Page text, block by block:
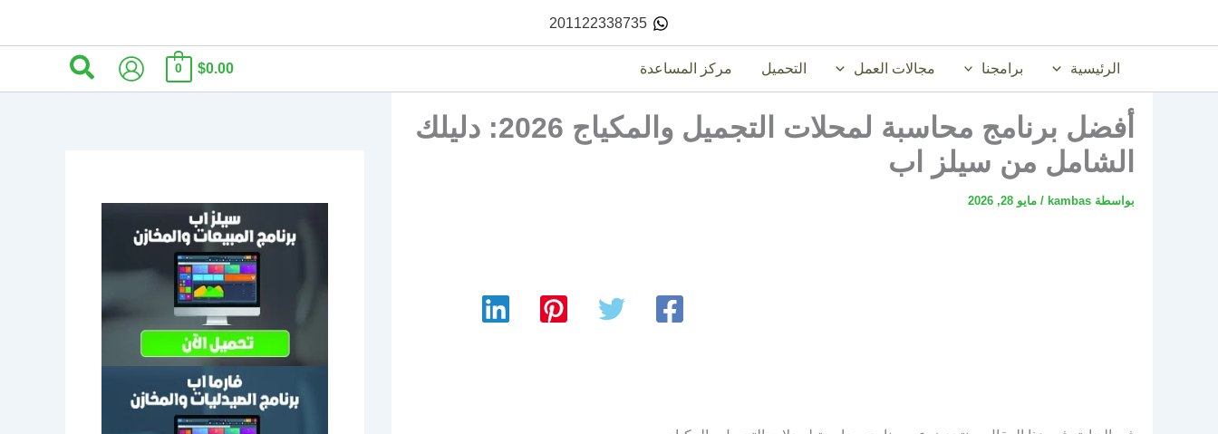
201122338735
الرئيسية برامجنا مجالات العمل التحميل مركز المساعدة $0.00
0 البحث
أفضل برنامج محاسبة لمحلات التجميل والمكياج 2026: دليلك
الشامل من سيلز اب
بواسطة kambas
/ مايو 28, 2026